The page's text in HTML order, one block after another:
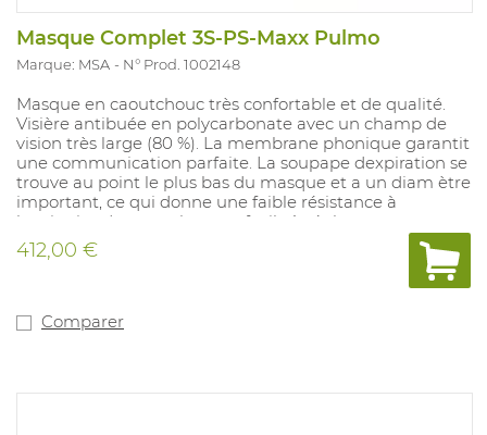
Masque Complet 3S-PS-Maxx Pulmo
Marque: MSA N° Prod. 1002148
Masque en caoutchouc très confortable et de qualité.
Visière antibuée en polycarbonate avec un champ de
vision très large (80 %). La membrane phonique garantit
une communication parfaite. La soupape dexpiration se
trouve au point le plus bas du masque et a un diam ètre
important, ce qui donne une faible résistance à
lexpiration. Les sangles sont facile à régler avec une
lanière pour suspendre l e masque autour du cou. Doté
d'un raccord rapide pour la pulmo-commande avec
412,00 €
Comparer